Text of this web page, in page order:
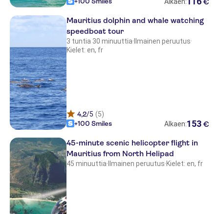
Veranda Grand Baie Hotel & Spa
The Residence Mauritius
Le Jadis Beach Resort & Wellness
Salt of Palmar
Jalsa Beach Hotel & Spa Mauritus
Sands Suites Resort & Spa
Ocean Creek Hotel
Intercontinental Mauritius Resort
Balaclava
Coin de Mire Attitude
Zilwa Attitude
C Mauritius
Mauritius dolphin and whale watching
speedboat tour
3 tuntia 30 minuuttia· Ilmainen peruutus·
Kielet: en, fr
4,2/5 (5)
+100 Smiles
Alkaen:153 €
45-minute scenic helicopter flight in
Mauritius from North Helipad
45 minuuttia· Ilmainen peruutus·Kielet: en, fr